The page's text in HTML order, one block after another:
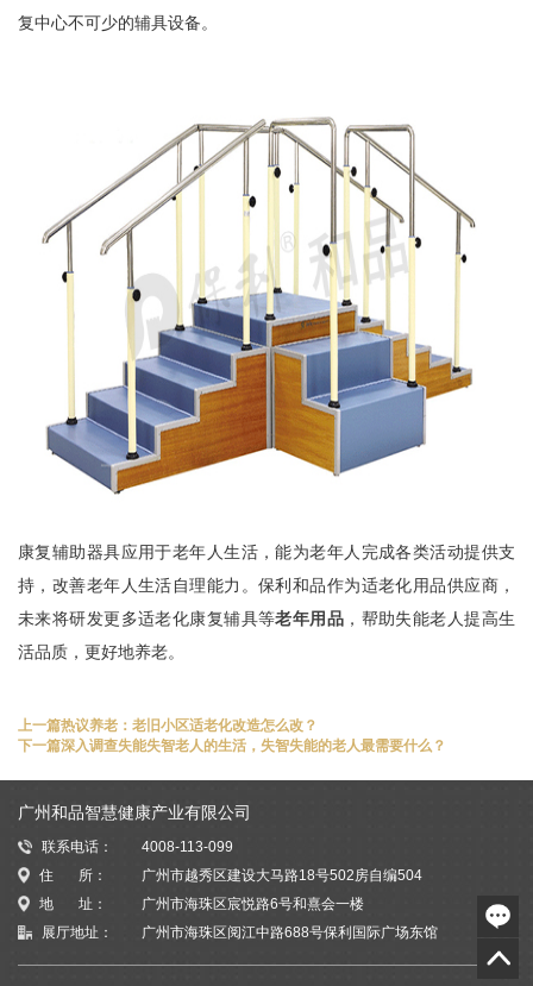
复中心不可少的辅具设备。
康复辅助器具应用于老年人生活，能为老年人完成各类活动提供支
持，改善老年人生活自理能力。保利和品作为适老化用品供应商，
未来将研发更多适老化康复辅具等老年用品 ，帮助失能老人提高生
活品质，更好地养老。
上一篇热议养老：老旧小区适老化改造怎么改？
下一篇深入调查失能失智老人的生活，失智失能的老人最需要什么？
广州和品智慧健康产业有限公司
联系电话：
4008-113-099
住 所：
广州市越秀区建设大马路18号502房自编504
地 址：
广州市海珠区宸悦路6号和熹会一楼
展厅地址：
广州市海珠区阅江中路688号保利国际广场东馆